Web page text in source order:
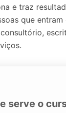
e traz
que
serve o